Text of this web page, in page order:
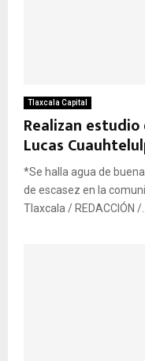
Tlaxcala Capital
Realizan
Lucas
*Se halla agua de
de escasez en la
Tlaxcala / REDACCIÓN /